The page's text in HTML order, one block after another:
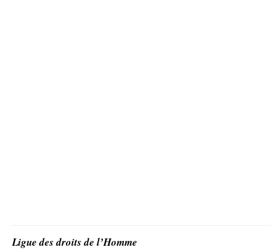
Ligue des droits de l’Homme